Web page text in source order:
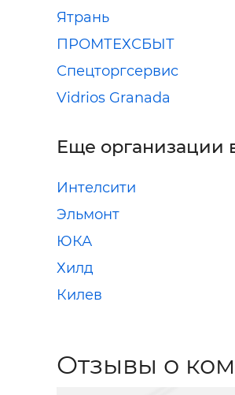
Ятрань
ПРОМТЕХСБЫТ
Спецторгсервис
Vidrios Granada
Еще организации
Интелсити
Эльмонт
ЮКА
Хилд
Килев
Отзывы о